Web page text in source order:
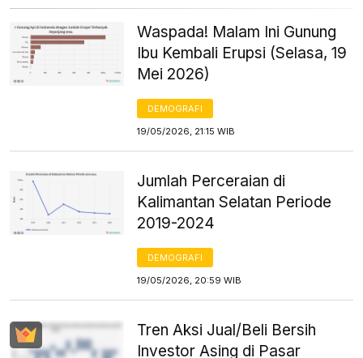
Waspada! Malam Ini Gunung
Ibu Kembali Erupsi (Selasa, 19
Mei 2026)
DEMOGRAFI
19/05/2026, 21:15 WIB
Jumlah Perceraian di
Kalimantan Selatan Periode
2019-2024
DEMOGRAFI
19/05/2026, 20:59 WIB
Tren Aksi Jual/Beli Bersih
Investor Asing di Pasar